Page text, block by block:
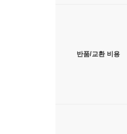
반품/교환 비용